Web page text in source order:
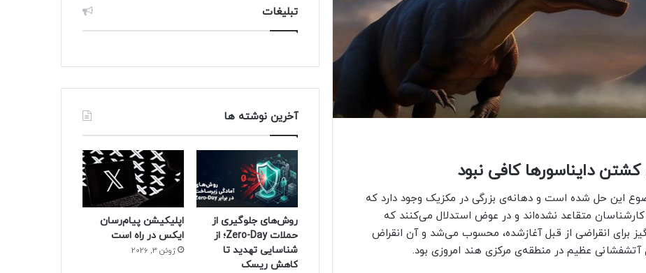
دایناسورها کافی نبود
این حل شده است و دهانه‌ی بزرگی در مکزیک وجود دارد که
کارشناسان متقاعد نشده‌‌اند و در عوض استدلال می‌کنند که
برای انقراضی از قبل آغازشده، محسوب می‌شد و آن انقراض
عظیم در منطقه‌ی مرکزی هند امروزی بود.
تبلیغات
آخرین نوشته ها
روش‌های جلوگیری از
حملات Zero-Day؛ از
شناسایی تهدید تا
کاهش ریسک
اپلیکیشن پیام‌رسان
ایکس در راه است
ژوئن 3, 2026